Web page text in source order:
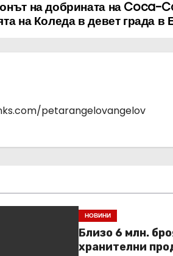
на добрината на Coca-
на Коледа в девет града в
petarangelovangelov
НОВИНИ
Близо 6 млн.
хранителни